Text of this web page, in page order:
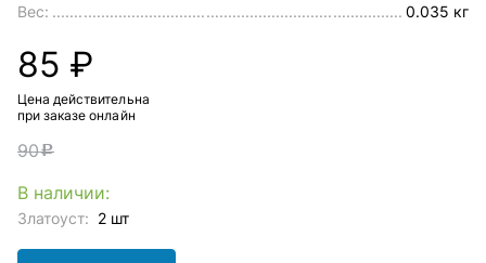
Вес:
0.035 кг
85 ₽
Цена действительна
при заказе онлайн
90c
В наличии:
Златоуст: 2 шт